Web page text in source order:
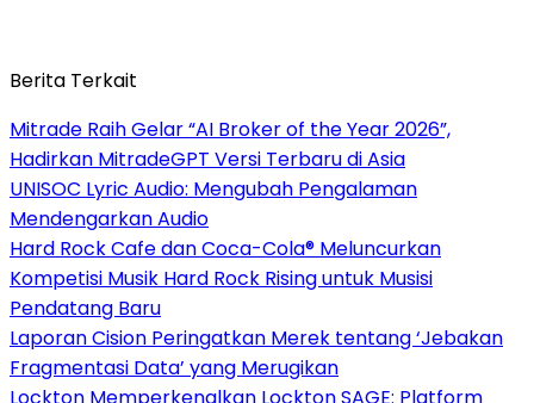
Berita Terkait
Mitrade Raih Gelar “AI Broker of the Year 2026”,
Hadirkan MitradeGPT Versi Terbaru di Asia
UNISOC Lyric Audio: Mengubah Pengalaman
Mendengarkan Audio
Hard Rock Cafe dan Coca-Cola® Meluncurkan
Kompetisi Musik Hard Rock Rising untuk Musisi
Pendatang Baru
Laporan Cision Peringatkan Merek tentang ‘Jebakan
Fragmentasi Data’ yang Merugikan